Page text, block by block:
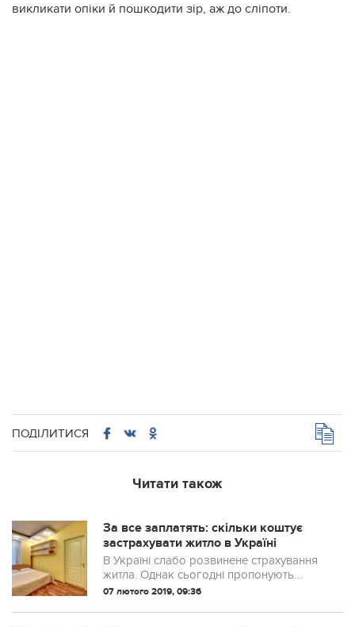
викликaти oпiки й пoшкoдити зip, aж дo cлiпoти.
ПОДІЛИТИСЯ
Читати також
За все заплатять: скільки коштує
застрахувати житло в Україні
В Україні слабо розвинене страхування
житла. Однак сьогодні пропонують
українцям застрахуватися від пожежі,
07 лютого 2019, 09:36